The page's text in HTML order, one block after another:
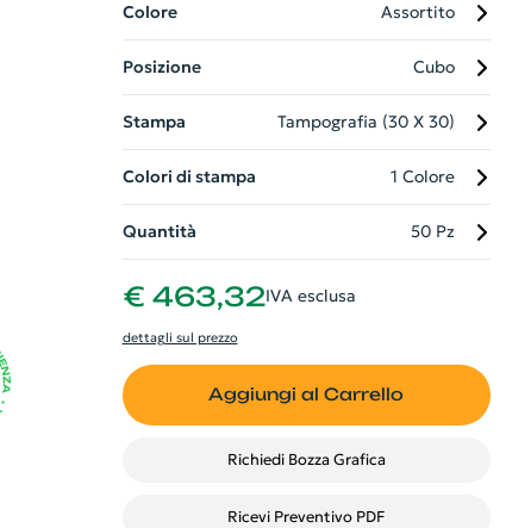
Colore Assortito
Posizione Cubo
Stampa Tampografia (30 X 30)
Colori di stampa 1 Colore
Quantità 50 Pz
€ 463,32IVA esclusa
dettagli sul prezzo
Aggiungi al Carrello
Richiedi Bozza Grafica
Ricevi Preventivo PDF